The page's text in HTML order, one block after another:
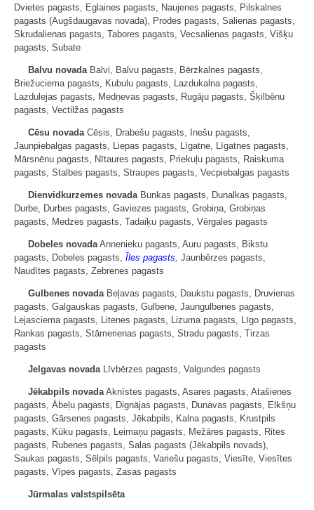
Dvietes pagasts, Eglaines pagasts, Naujenes pagasts, Pilskalnes
pagasts (Augšdaugavas novada), Prodes pagasts, Salienas pagasts,
Skrudalienas pagasts, Tabores pagasts, Vecsalienas pagasts, Višķu
pagasts, Subate
Balvu novada Balvi, Balvu pagasts, Bērzkalnes pagasts,
Briežuciema pagasts, Kubulu pagasts, Lazdukalna pagasts,
Lazdulejas pagasts, Medņevas pagasts, Rugāju pagasts, Šķilbēnu
pagasts, Vectilžas pagasts
Cēsu novada Cēsis, Drabešu pagasts, Inešu pagasts,
Jaunpiebalgas pagasts, Liepas pagasts, Līgatne, Līgatnes pagasts,
Mārsnēnu pagasts, Nītaures pagasts, Priekuļu pagasts, Raiskuma
pagasts, Stalbes pagasts, Straupes pagasts, Vecpiebalgas pagasts
Dienvidkurzemes novada Bunkas pagasts, Dunalkas pagasts,
Durbe, Durbes pagasts, Gaviezes pagasts, Grobiņa, Grobiņas
pagasts, Medzes pagasts, Tadaiķu pagasts, Vērgales pagasts
Dobeles novada Annenieku pagasts, Auru pagasts, Bikstu
pagasts, Dobeles pagasts, Īles pagasts Jaunbērzes pagasts,
Naudītes pagasts, Zebrenes pagasts
Gulbenes novada Beļavas pagasts, Daukstu pagasts, Druvienas
pagasts, Galgauskas pagasts, Gulbene, Jaungulbenes pagasts,
Lejasciema pagasts, Litenes pagasts, Lizuma pagasts, Līgo pagasts,
Rankas pagasts, Stāmerienas pagasts, Stradu pagasts, Tirzas
pagasts
Jelgavas novada Līvbērzes pagasts, Valgundes pagasts
Jēkabpils novada Aknīstes pagasts, Asares pagasts, Atašienes
pagasts, Ābeļu pagasts, Dignājas pagasts, Dunavas pagasts, Elkšņu
pagasts, Gārsenes pagasts, Jēkabpils, Kalna pagasts, Krustpils
pagasts, Kūku pagasts, Leimaņu pagasts, Mežāres pagasts, Rites
pagasts, Rubenes pagasts, Salas pagasts (Jēkabpils novads),
Saukas pagasts, Sēlpils pagasts, Variešu pagasts, Viesīte, Viesītes
pagasts, Vīpes pagasts, Zasas pagasts
Jūrmalas valstspilsēta